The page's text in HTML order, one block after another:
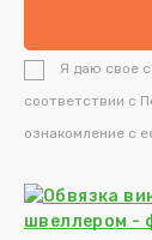
Я даю свое
соответствии с
ознакомление с